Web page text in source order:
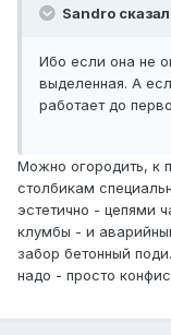
Sandro
Ибо если она не
выделенная. А
работает до
Можно огородить, к
столбикам
эстетично - цепями
клумбы - и
забор бетонный
надо - просто